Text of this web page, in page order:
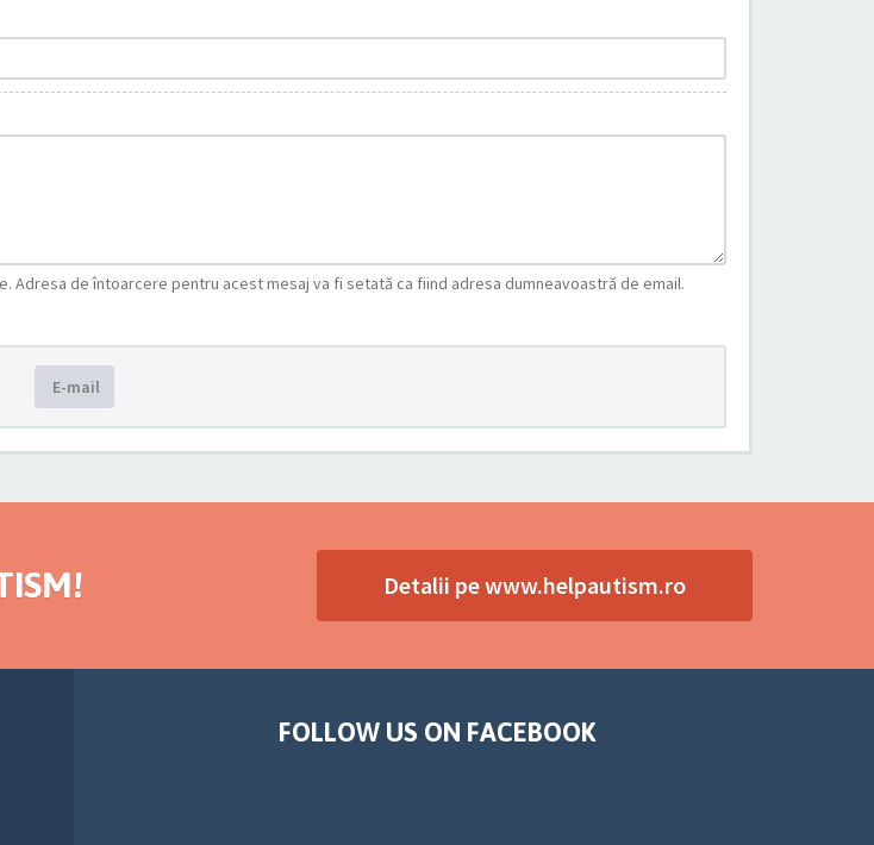
Adresa de întoarcere pentru acest mesaj va fi setată ca fiind adresa dumneavoastră de email.
E-mail
Detalii pe www.helpautism.ro
FOLLOW US ON FACEBOOK